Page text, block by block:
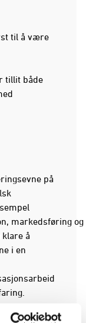
til å være
tillit både
på
markedsføring og
å
i en